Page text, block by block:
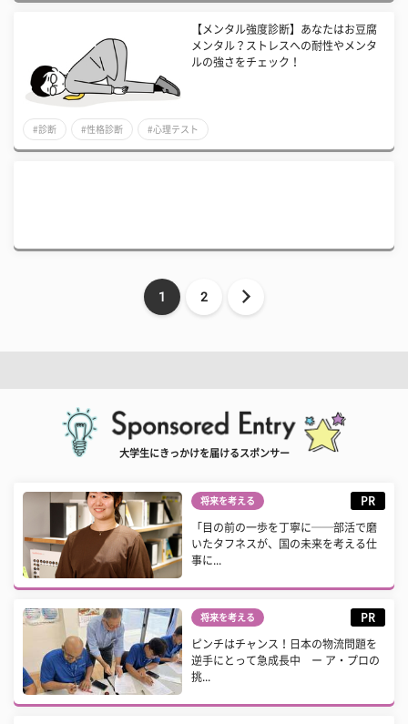
【メンタル強度診断】あなたはお豆腐
メンタル？ストレスへの耐性やメンタ
ルの強さをチェック！
#診断 #性格診断 #心理テスト
1 2
大学生にきっかけを届けるスポンサー
将来を考える PR
「目の前の一歩を丁寧に──部活で磨
いたタフネスが、国の未来を考える仕
事に...
将来を考える PR
ピンチはチャンス！日本の物流問題を
逆手にとって急成長中 ー ア・プロの
挑...